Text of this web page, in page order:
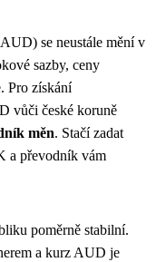
se neustále mění v
sazby, ceny
Pro získání
vůči české koruně
měn. Stačí zadat
a převodník vám
poměrně stabilní.
a kurz AUD je